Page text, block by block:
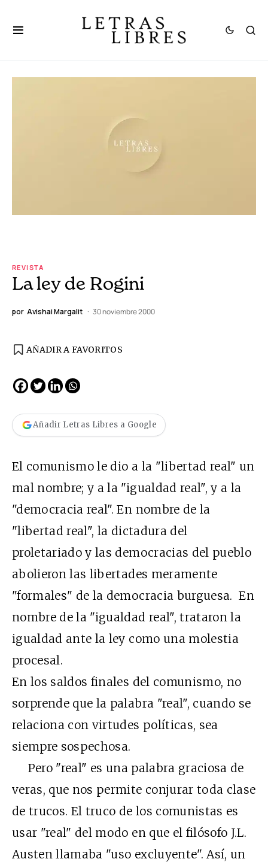
REVISTA
La ley de Rogini
por Avishai Margalit 30 noviembre 2000
AÑADIR A FAVORITOS
Añadir Letras Libres a Google
El comunismo le dio a la "libertad real" un
mal nombre; y a la "igualdad real", y a la
"democracia real". En nombre de la
"libertad real", la dictadura del
proletariado y las democracias del pueblo
abolieron las libertades meramente
"formales" de la democracia burguesa. En
nombre de la "igualdad real", trataron la
igualdad ante la ley como una molestia
procesal.
En los saldos finales del comunismo, no
sorprende que la palabra "real", cuando se
relaciona con virtudes políticas, sea
siempre sospechosa.
Pero "real" es una palabra graciosa de
veras, que nos permite conjurar toda clase
de trucos. El truco de los comunistas es
usar "real" del modo en que el filósofo J.L.
Austen llamaba "uso excluyente". Así, un